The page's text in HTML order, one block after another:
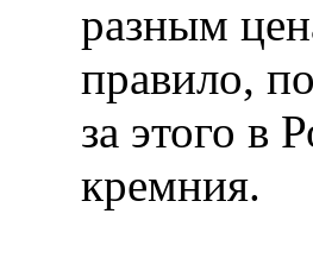
разным
правило,
за этого в
кремния.